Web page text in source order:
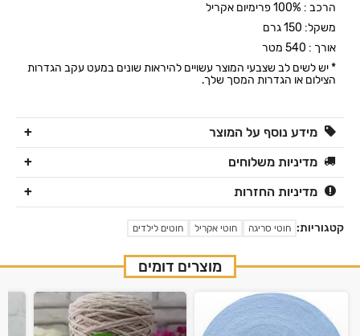
הרכב : 100% פרימיום אקריל
משקל: 150 גרם
אורך : 540 מטר
* יש לשים לב שצבעי המוצר עשויים להיראות שונים במעט עקב הגדרות
הצילום או הגדרות המסך שלך.
מידע נוסף על המוצר
מדיניות משלוחים
מדיניות החזרות
קטגוריות: חוטי סריגה חוטי אקריל חוטים לילדים
מוצרים דומים